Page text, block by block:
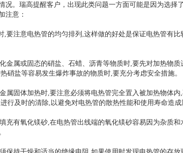
况。瑞高提醒客户，出现此类问题一方面可能是因为选择
注意：
,要注意电热管的均匀排列,这样做的好处是保证电热管有
金属或固态的硝盐、石蜡、沥青等物质时,要先对加热物
硝盐等容易发生爆炸事故的物质时,要充分考虑安全措施。
属固体加热时,要注意必须将电热管完全置入被加热物体
行及时的清除,以避免对电热管的散热性能和使用寿命造成
充有氧化镁砂,在电热管出线端的氧化镁砂容易因为杂质